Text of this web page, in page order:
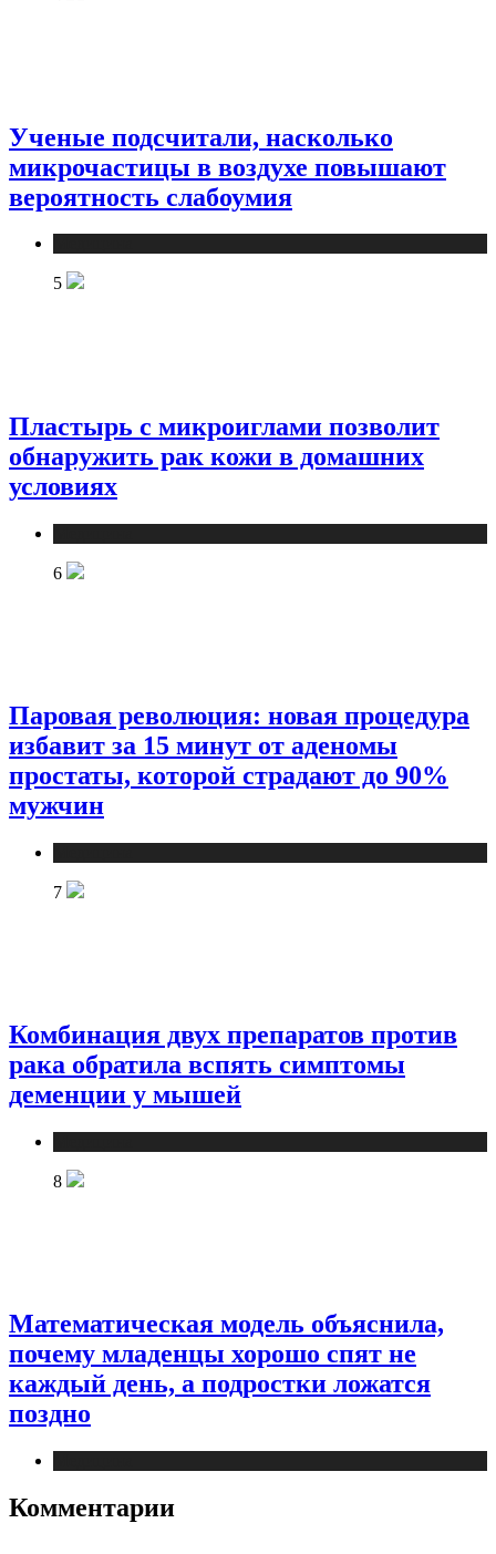
Ученые подсчитали, насколько
микрочастицы в воздухе повышают
вероятность слабоумия
5
Пластырь с микроиглами позволит
обнаружить рак кожи в домашних
условиях
6
Паровая революция: новая процедура
избавит за 15 минут от аденомы
простаты, которой страдают до 90%
мужчин
7
Комбинация двух препаратов против
рака обратила вспять симптомы
деменции у мышей
8
Математическая модель объяснила,
почему младенцы хорошо спят не
каждый день, а подростки ложатся
поздно
Комментарии